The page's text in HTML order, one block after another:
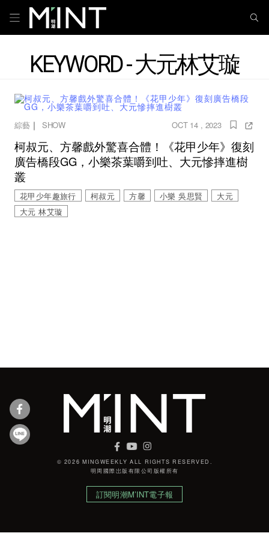
KEYWORD - 大元林艾璇
綜藝｜ SHOW OCT 14 , 2023
柯叔元、方馨戲外驚喜合體！《花甲少年》復刻
廣告橋段GG，小樂茶葉嚼到吐、大元慘摔進樹
叢
花甲少年趣旅行 柯叔元 方馨 小樂 吳思賢
大元
大元 林艾璇
© 2026 MINGWEEKLY ALL RIGHTS RESERVED.
明周國際岀版有限公司版權所有
訂閱明潮M’INT電子報